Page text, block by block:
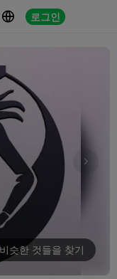
 로그인
비슷한 것들을 찾기